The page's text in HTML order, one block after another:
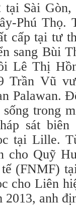
tại Sài
Phú Thọ.
cấp tại tư
sang Bùi
Lê Thị
Trần Vũ
Palawan.
sống trong
sát
tại Lille.
cho Quỹ
(FNMF)
cho Liên
2013, anh